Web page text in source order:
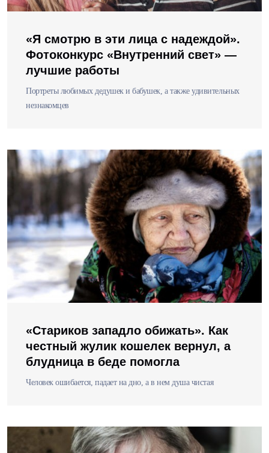
«Я смотрю в эти лица с надеждой».
Фотоконкурс «Внутренний свет» —
лучшие работы
Портреты любимых дедушек и бабушек, а также удивительных
незнакомцев
«Стариков западло обижать». Как
честный жулик кошелек вернул, а
блудница в беде помогла
Человек ошибается, падает на дно, а в нем душа чистая